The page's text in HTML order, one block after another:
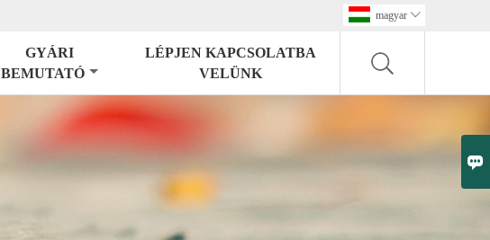

magyar 
GYÁRI
BEMUTATÓ
LÉPJEN KAPCSOLATBA
VELÜNK